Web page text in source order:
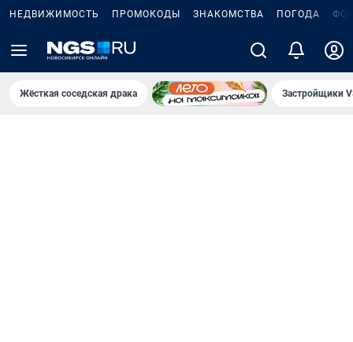
НЕДВИЖИМОСТЬ ПРОМОКОДЫ ЗНАКОМСТВА ПОГОДА
Жёсткая соседская драка Застройщики